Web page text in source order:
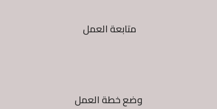
متابعة العمل
وضع خطة العمل